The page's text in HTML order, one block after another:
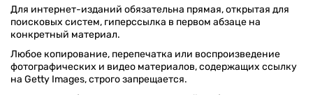
Для интернет-изданий обязательна прямая, открытая для
поисковых систем, гиперссылка в первом абзаце на
конкретный материал.
Любое копирование, перепечатка или воспроизведение
фотографических и видео материалов, содержащих ссылку
на Getty Images, строго запрещается.